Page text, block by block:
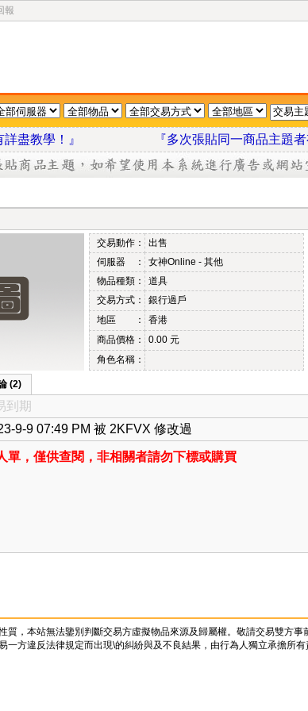
報
有詳盡教學！』 『多次張貼同一商品主題
交易動作：
出售
伺服器 ：
女神Online - 其他
物品種類：
道具
交易方式：
銀行過戶
地區 ：
香港
商品價格：
0.00 元
角色名稱：
(2)
到期
9-9 07:49 PM 被 2KFVX 修改過
單，僅供查閱，非相關者請勿下標或購買
，本站無法鑒別判斷交易方虛擬物品來源及歸屬權。敬請交易雙方
方違反法律規定而出現\的糾紛與及不良結果，由行為人獨立承擔所有